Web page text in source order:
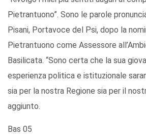
Pietrantuono”. Sono le parole
Pisani, Portavoce del Psi, dopo la
Pietrantuono come Assessore
Basilicata. “Sono certa che la sua
esperienza politica e istituzionale
sia per la nostra Regione sia per il
aggiunto.
Bas 05